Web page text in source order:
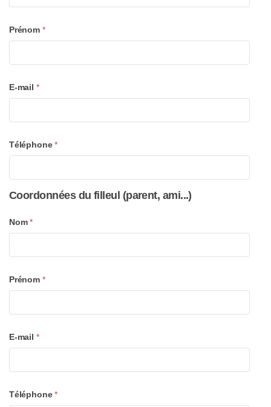
Prénom *
E-mail *
Téléphone*
Coordonnées du filleul (parent, ami...)
Nom*
Prénom *
E-mail *
Téléphone*